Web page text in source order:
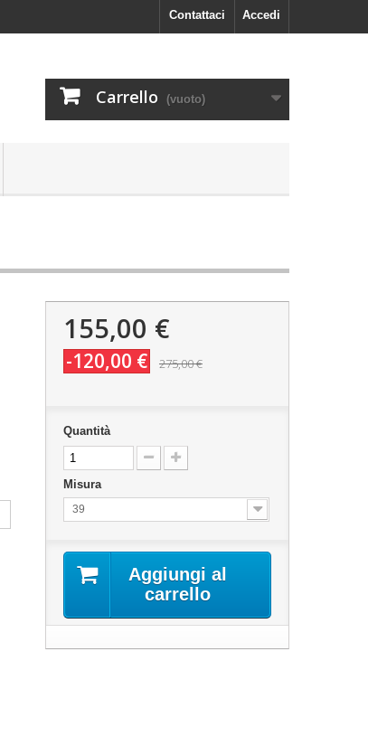
Accedi
Contattaci
Carrello (vuoto)
155,00 €
-120,00 € 275,00 €
Quantità
Misura
39
Aggiungi al
carrello